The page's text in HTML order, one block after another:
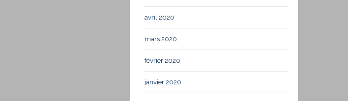
avril 2020
mars 2020
février 2020
janvier 2020